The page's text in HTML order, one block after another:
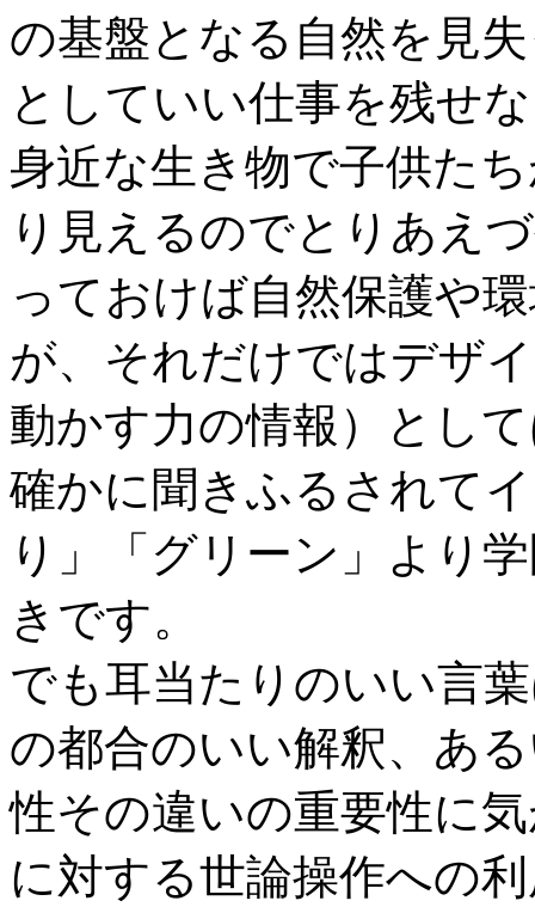
の基盤となる自然を見
としていい仕事を残せ
身近な生き物で子供た
り見えるのでとりあえ
っておけば自然保護や
が、それだけではデザ
動かす力の情報）とし
確かに聞きふるされて
り」「グリーン」より
きです。
でも耳当たりのいい言
の都合のいい解釈、あ
性その違いの重要性に
に対する世論操作への